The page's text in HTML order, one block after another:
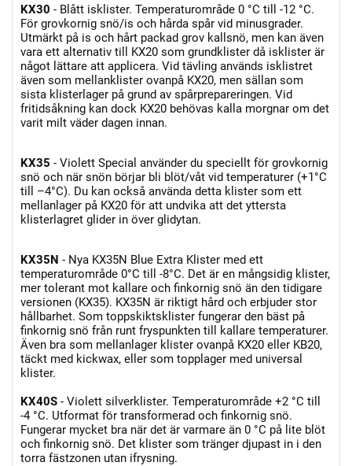
KX30 - Blått isklister. Temperaturområde 0 °C till -12 °C.
För grovkornig snö/is och hårda spår vid minusgrader.
Utmärkt på is och hårt packad grov kallsnö, men kan även
vara ett alternativ till KX20 som grundklister då isklister är
något lättare att applicera. Vid tävling används isklistret
även som mellanklister ovanpå KX20, men sällan som
sista klisterlager på grund av spårprepareringen. Vid
fritidsåkning kan dock KX20 behövas kalla morgnar om det
varit milt väder dagen innan.
KX35 - Violett Special använder du speciellt för grovkornig
snö och när snön börjar bli blöt/våt vid temperaturer (+1°C
till –4°C). Du kan också använda detta klister som ett
mellanlager på KX20 för att undvika att det yttersta
klisterlagret glider in över glidytan.
KX35N - Nya KX35N Blue Extra Klister med ett
temperaturområde 0°C till -8°C. Det är en mångsidig klister,
mer tolerant mot kallare och finkornig snö än den tidigare
versionen (KX35). KX35N är riktigt hård och erbjuder stor
hållbarhet. Som toppskiktsklister fungerar den bäst på
finkornig snö från runt fryspunkten till kallare temperaturer.
Även bra som mellanlager klister ovanpå KX20 eller KB20,
täckt med kickwax, eller som topplager med universal
klister.
KX40S - Violett silverklister. Temperaturområde +2 °C till
-4 °C. Utformat för transformerad och finkornig snö.
Fungerar mycket bra när det är varmare än 0 °C på lite blöt
och finkornig snö. Det klister som tränger djupast in i den
torra fästzonen utan ifrysning.